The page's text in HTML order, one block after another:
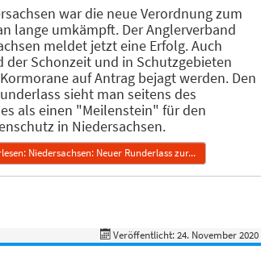
war die neue Verordnung zum
lange umkämpft. Der Anglerverband
meldet jetzt eine Erfolg. Auch
der Schonzeit und in Schutzgebieten
auf Antrag bejagt werden. Den
sieht man seitens des
als einen "Meilenstein" für den
in Niedersachsen.
Niedersachsen: Neuer Runderlass zur...
Veröffentlicht: 24. November 2020